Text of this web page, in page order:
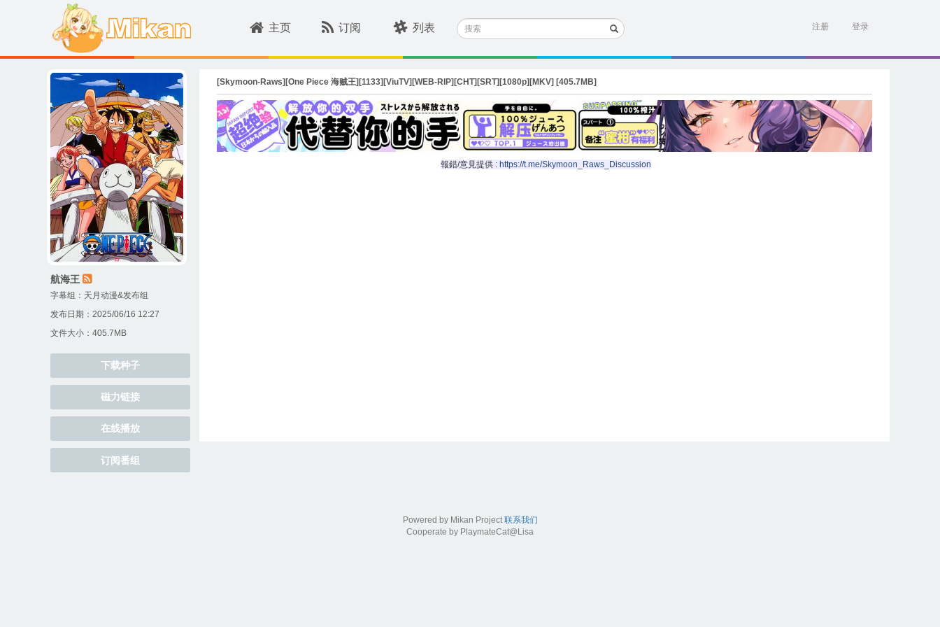
主页 订阅 列表
搜
索
注册 登录
航海王
字幕组： 天月动漫&发布组
发布日期：2025/06/16 12:27
文件大小：405.7MB
下载种子
磁力链接
在线播放
订阅番组
[Skymoon-Raws][One Piece 海贼王][1133][ViuTV][WEB-RIP][CHT][SRT][1080p][MKV] [405.7MB]
報錯/意見提供 : https://t.me/Skymoon_Raws_Discussion
Powered by Mikan Project联系我们
Cooperate by PlaymateCat@Lisa